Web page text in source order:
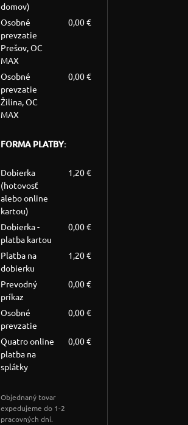
domov)
Osobné
prevzatie
Prešov, OC
MAX
0,00 €
Osobné
prevzatie
Žilina, OC
MAX
0,00 €
FORMA PLATBY:
Dobierka
(hotovosť
alebo online
kartou)
1,20 €
Dobierka -
platba kartou
0,00 €
Platba na
dobierku
1,20 €
Prevodný
príkaz
0,00 €
Osobné
prevzatie
0,00 €
Quatro online
platba na
splátky
0,00 €
Objednaný tovar
expedujeme do 1-2
pracovných dní.